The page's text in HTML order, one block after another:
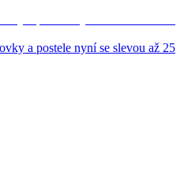
a postele nyní se slevou až 25